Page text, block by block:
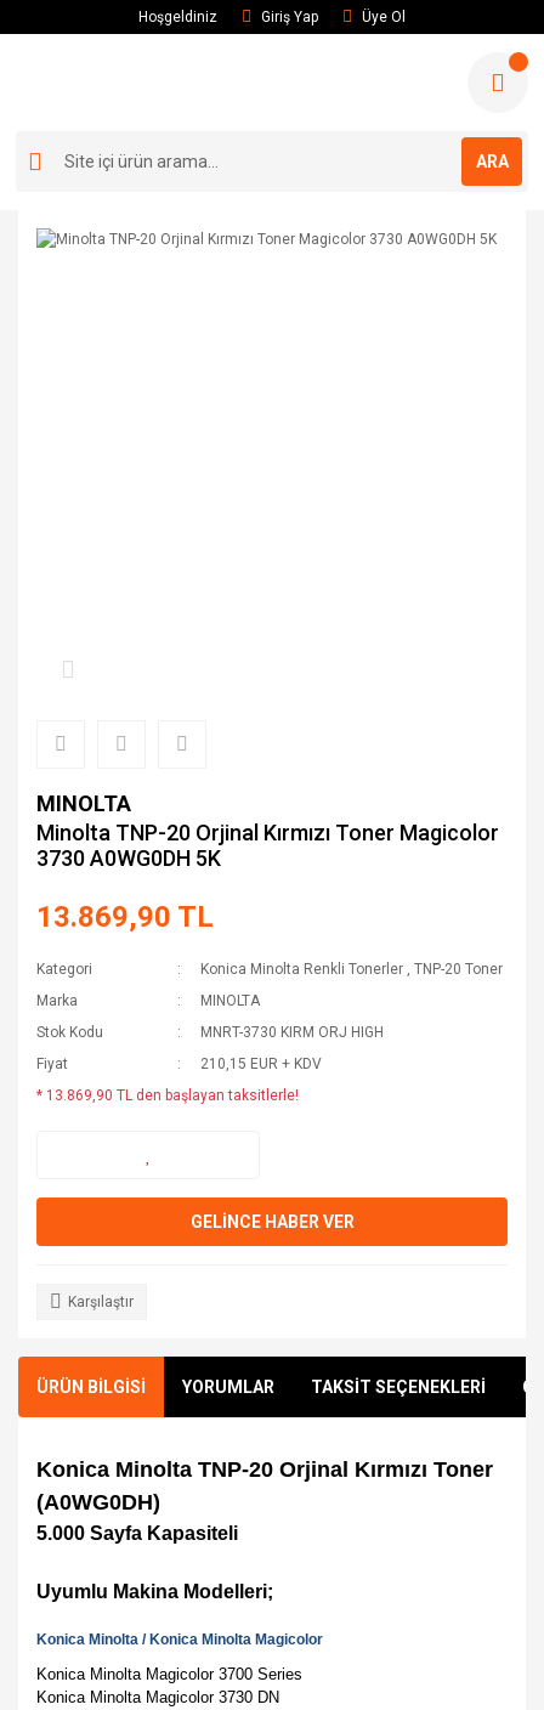
Hoşgeldiniz Giriş Yap Üye Ol
ARA
MINOLTA
Minolta TNP-20 Orjinal Kırmızı Toner Magicolor
3730 A0WG0DH 5K
13.869,90 TL
Kategori Konica Minolta Renkli Tonerler ,TNP-20 Toner
Marka
MINOLTA
Stok Kodu
MNRT-3730 KIRM ORJ HIGH
Fiyat
210,15 EUR + KDV
* 13.869,90 TL den başlayan taksitlerle!
GELİNCE HABER VER
Karşılaştır
ÜRÜN BİLGİSİ YORUMLAR TAKSİT SEÇENEKLERİ
Konica Minolta TNP-20 Orjinal Kırmızı Toner
(A0WG0DH)
5.000 Sayfa Kapasiteli
Uyumlu Makina Modelleri;
Konica Minolta / Konica Minolta Magicolor
Konica Minolta Magicolor 3700 Series
Konica Minolta Magicolor 3730 DN